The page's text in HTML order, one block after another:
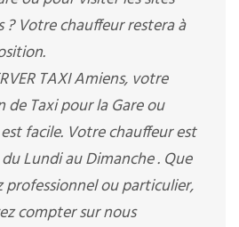
? Votre chauffeur restera à
TAXI Amiens, votre
de Taxi pour la Gare ou
facile. Votre chauffeur est
Lundi au Dimanche . Que
professionnel ou particulier,
compter sur nous